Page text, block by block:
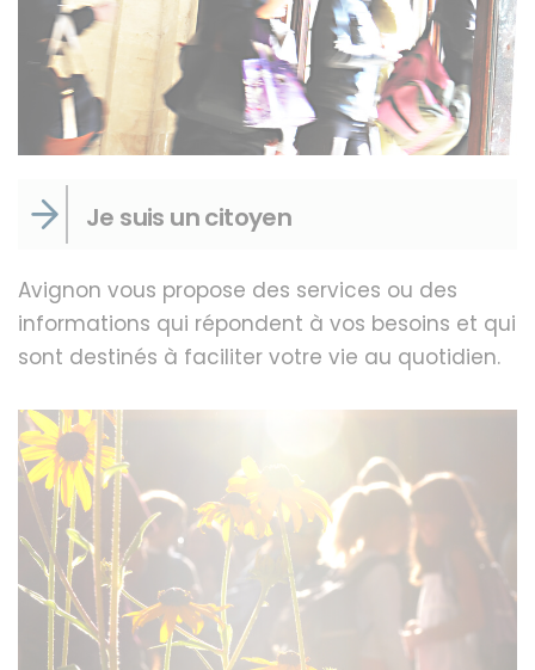
Je suis un citoyen
Avignon vous propose des services ou des
informations qui répondent à vos besoins et qui
sont destinés à faciliter votre vie au quotidien.